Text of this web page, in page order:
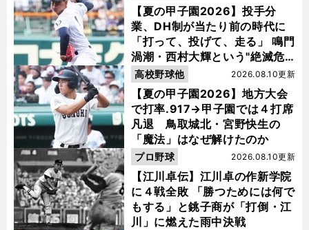
【夏の甲子園2026】投手分
業、DH制が当たり前の時代に
「打って、投げて、走る」 鳴門
渦潮・西村大輝という"絶滅危
惧種"
【夏の甲子園2026】地方大会
で打率.917→甲子園では４打席
凡退 鳥取城北・宮野快生の
「魔法」はなぜ解けたのか
2026.08.10更新
高校野球他
【江川卓伝】江川卓の作新学院
に４戦全敗 「勝つためには何で
もする」と銚子商が「打倒・江
川」に燃えた雨中決戦
2026.08.10更新
プロ野球